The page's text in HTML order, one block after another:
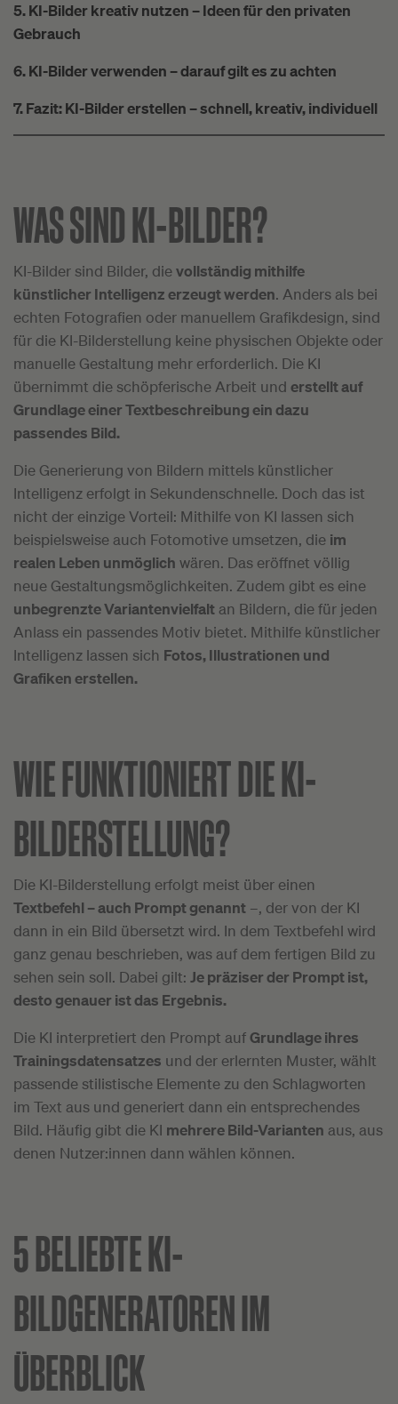
5. KI-Bilder kreativ nutzen – Ideen für den privaten
Gebrauch
6. KI-Bilder verwenden – darauf gilt es zu achten
7. Fazit: KI-Bilder erstellen – schnell, kreativ, individuell
WAS SIND KI-BILDER?
KI-Bilder sind Bilder, dievollständig mithilfe
künstlicher Intelligenz erzeugt werden. Anders als bei
echten Fotografien oder manuellem Grafikdesign, sind
für die KI-Bilderstellung keine physischen Objekte oder
manuelle Gestaltung mehr erforderlich. Die KI
übernimmt die schöpferische Arbeit und erstellt auf
Grundlage einer Textbeschreibung ein dazu
passendes Bild.
Die Generierung von Bildern mittels künstlicher
Intelligenz erfolgt in Sekundenschnelle. Doch das ist
nicht der einzige Vorteil: Mithilfe von KI lassen sich
beispielsweise auch Fotomotive umsetzen, die im
realen Leben unmöglich wären. Das eröffnet völlig
neue Gestaltungsmöglichkeiten. Zudem gibt es eine
unbegrenzte Variantenvielfalt an Bildern, die für jeden
Anlass ein passendes Motiv bietet. Mithilfe künstlicher
Intelligenz lassen sich Fotos, Illustrationen und
Grafiken erstellen.
WIE FUNKTIONIERT DIE KI-
BILDERSTELLUNG?
Die KI-Bilderstellung erfolgt meist über einen
Textbefehl – auch Prompt genannt –, der von der KI
dann in ein Bild übersetzt wird. In dem Textbefehl wird
ganz genau beschrieben, was auf dem fertigen Bild zu
sehen sein soll. Dabei gilt: Je präziser der Prompt ist,
desto genauer ist das Ergebnis.
Die KI interpretiert den Prompt aufGrundlage ihres
Trainingsdatensatzes und der erlernten Muster, wählt
passende stilistische Elemente zu den Schlagworten
im Text aus und generiert dann ein entsprechendes
Bild. Häufig gibt die KI mehrere Bild-Varianten aus, aus
denen Nutzer:innen dann wählen können.
5 BELIEBTE KI-
BILDGENERATOREN IM
ÜBERBLICK